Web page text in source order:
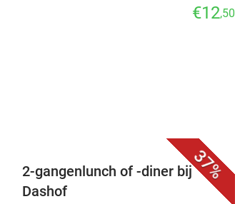
€12,50
37%
2-gangenlunch of -diner bij
Dashof